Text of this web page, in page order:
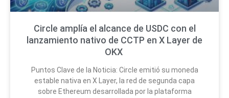
Circle amplía el alcance de USDC con el
lanzamiento nativo de CCTP en X Layer de
OKX
Puntos Clave de la Noticia: Circle emitió su moneda
estable nativa en X Layer, la red de segunda capa
sobre Ethereum desarrollada por la plataforma